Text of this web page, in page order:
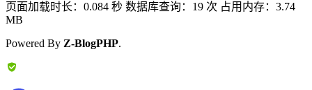
页面加载时长：0.084 秒 数据库查询：19 次 占用内存：3.74
MB
Powered By Z-BlogPHP.